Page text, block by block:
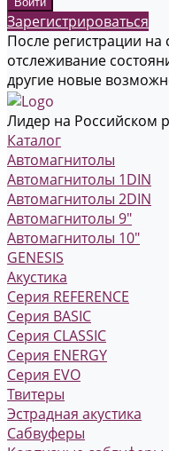
Зарегистрироваться
После регистрации на
отслеживание
другие новые
Лидер на Российском
Каталог
Автомагнитолы
Автомагнитолы 1DIN
Автомагнитолы 2DIN
Автомагнитолы 9"
Автомагнитолы 10"
GENESIS
Акустика
Серия REFERENCE
Серия BASIC
Серия CLASSIC
Серия ENERGY
Серия EVO
Твитеры
Эстрадная акустика
Сабвуферы